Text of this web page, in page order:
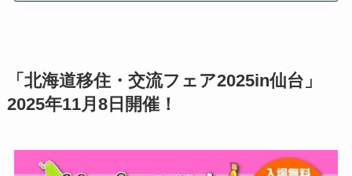
「北海道移住・交流フェア2025in仙台」
2025年11月8日開催！